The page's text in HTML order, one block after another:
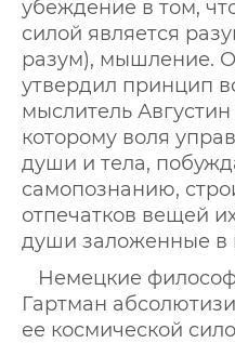
убеждение в том,
силой является
разум), мышление.
утвердил принцип
мыслитель
которому воля
души и тела,
самопознанию,
отпечатков вещей
души заложенные в
Немецкие
Гартман
ее космической